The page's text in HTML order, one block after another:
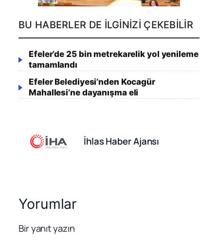
BU HABERLER DE İLGINIZI ÇEKEBILIR
Efeler’de 25 bin metrekarelik yol yenileme
tamamlandı
Efeler Belediyesi’nden Kocagür
Mahallesi’ne dayanışma eli
İhlas Haber Ajansı
Yorumlar
Bir yanıt yazın